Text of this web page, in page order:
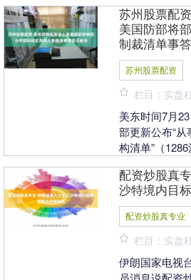
创新、江波龙....
苏州股票配
美国防部将
制裁清单事
苏州股票配资
栏目：实盘
美东时间7月
部更新公布“
构清单”（
评论？ 答....
配资炒股真
沙特境内目
配资炒股真专业
栏目：实盘
伊朗国家电视